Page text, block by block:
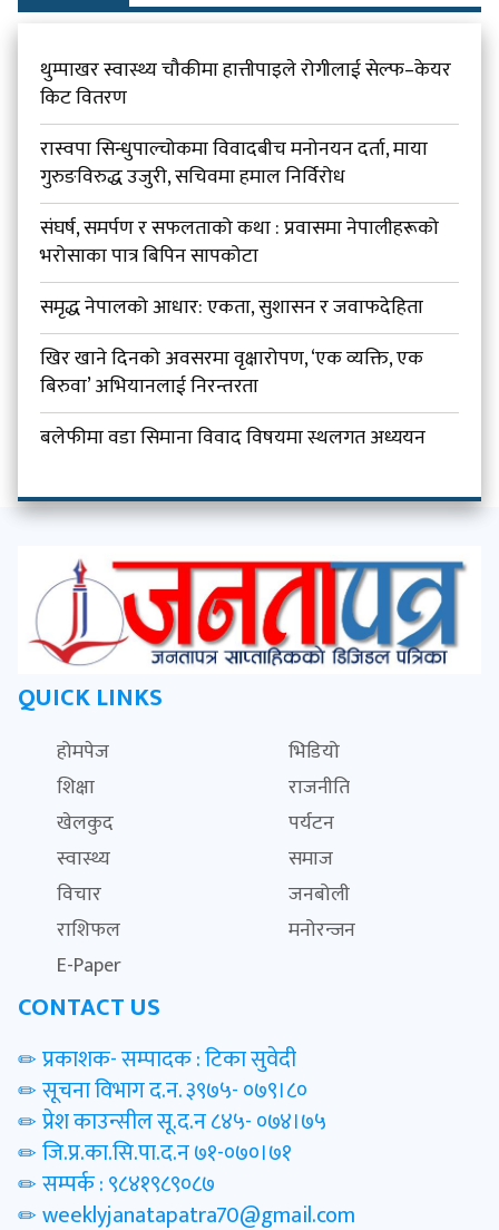
थुम्पाखर स्वास्थ्य चौकीमा हात्तीपाइले रोगीलाई सेल्फ–केयर
किट वितरण
रास्वपा सिन्धुपाल्चोकमा विवादबीच मनोनयन दर्ता, माया
गुरुङविरुद्ध उजुरी, सचिवमा हमाल निर्विरोध
संघर्ष, समर्पण र सफलताको कथा : प्रवासमा नेपालीहरूको
भरोसाका पात्र बिपिन सापकोटा
समृद्ध नेपालको आधार: एकता, सुशासन र जवाफदेहिता
खिर खाने दिनको अवसरमा वृक्षारोपण, ‘एक व्यक्ति, एक
बिरुवा’ अभियानलाई निरन्तरता
बलेफीमा वडा सिमाना विवाद विषयमा स्थलगत अध्ययन
QUICK LINKS
होमपेज
भिडियो
शिक्षा
राजनीति
खेलकुद
पर्यटन
स्वास्थ्य
समाज
विचार
जनबोली
राशिफल
मनोरन्जन
E-Paper
CONTACT US
प्रकाशक- सम्पादक : टिका सुवेदी
सूचना विभाग द.न. ३९७५- ०७९।८०
प्रेश काउन्सील सू.द.न ८४५- ०७४।७५
जि.प्र.का.सि.पा.द.न ७१-०७०।७१
सम्पर्क : ९८४१९८९०८७
weeklyjanatapatra70@gmail.com